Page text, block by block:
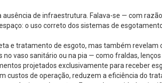
de infraestrutura. Falava-se — com
o uso correto dos sistemas de
e tratamento de esgoto, mas também
vaso sanitário ou na pia — como fraldas,
projetados exclusivamente para receber
de operação, reduzem a eficiência do